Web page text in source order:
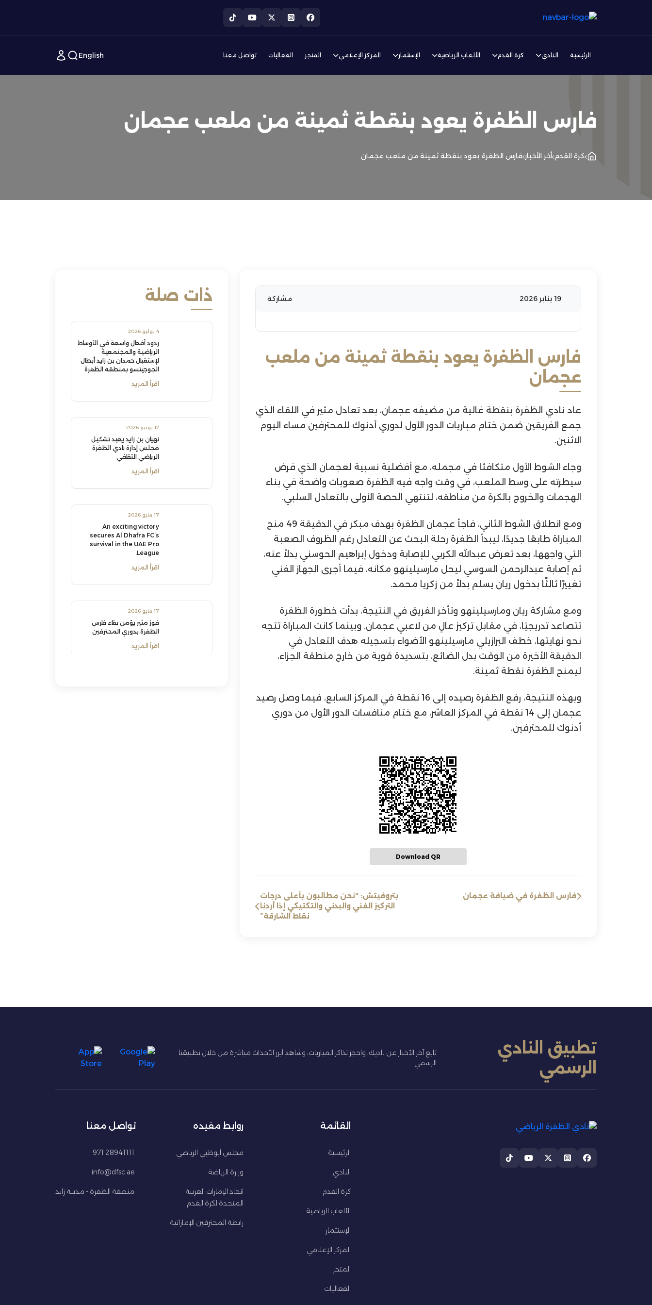
الرئيسية النادي كرة القدم الألعاب الرياضية الإستثمار المركز الإعلامي المتجر الفعاليات تواصل معنا English
فارس الظفرة يعود بنقطة ثمينة من ملعب عجمان
كرة القدم أخر الأخبار فارس الظفرة يعود بنقطة ثمينة من ملعب عجمان
19 يناير 2026 مشاركة
فارس الظفرة يعود بنقطة ثمينة من ملعب
عجمان
عاد نادي الظفرة بنقطة غالية من مضيفه عجمان، بعد تعادل مثير في اللقاء الذي
جمع الفريقين ضمن ختام مباريات الدور الأول لدوري أدنوك للمحترفين مساء اليوم
الاثنين.
وجاء الشوط الأول متكافئًا في مجمله، مع أفضلية نسبية لعجمان الذي فرض
سيطرته على وسط الملعب، في وقت واجه فيه الظفرة صعوبات واضحة في بناء
الهجمات والخروج بالكرة من مناطقه، لتنتهي الحصة الأولى بالتعادل السلبي.
ومع انطلاق الشوط الثاني، فاجأ عجمان الظفرة بهدف مبكر في الدقيقة 49 منح
المباراة طابعًا جديدًا، ليبدأ الظفرة رحلة البحث عن التعادل رغم الظروف الصعبة
التي واجهها، بعد تعرض عبدالله الكربي للإصابة ودخول إبراهيم الحوسني بدلاً عنه،
ثم إصابة عبدالرحمن السوسي ليحل مارسيلينهو مكانه، فيما أجرى الجهاز الفني
تغييرًا ثالثًا بدخول ريان يسلم بدلاً من زكريا محمد.
ومع مشاركة ريان ومارسيلينهو وتأخر الفريق في النتيجة، بدأت خطورة الظفرة
تتصاعد تدريجيًا، في مقابل تركيز عالٍ من لاعبي عجمان. وبينما كانت المباراة تتجه
نحو نهايتها، خطف البرازيلي مارسيلينهو الأضواء بتسجيله هدف التعادل في
الدقيقة الأخيرة من الوقت بدل الضائع، بتسديدة قوية من خارج منطقة الجزاء،
ليمنح الظفرة نقطة ثمينة.
وبهذه النتيجة، رفع الظفرة رصيده إلى 16 نقطة في المركز السابع، فيما وصل رصيد
عجمان إلى 14 نقطة في المركز العاشر، مع ختام منافسات الدور الأول من دوري
أدنوك للمحترفين.
Download QR
فارس الظفرة في ضيافة عجمان
بتروفيتش: “نحن مطالبون بأعلى درجات
التركيز الفني والبدني والتكتيكي إذا أردنا
نقاط الشارقة”
ذات صلة
4 يوليو 2026
ردود أفعال واسعة في الأوساط
الرياضية والمجتمعية
لإستقبال حمدان بن زايد أبطال
الجوجيتسو بمنطقة الظفرة
اقرأ المزيد
12 يونيو 2026
نهيان بن زايد يعيد تشكيل
مجلس إدارة نادي الظفرة
الرياضي الثقافي
اقرأ المزيد
17 مايو 2026
An exciting victory
secures Al Dhafra FC’s
survival in the UAE Pro
League.
اقرأ المزيد
17 مايو 2026
فوز مثير يؤمن بقاء فارس
الظفرة بدوري المحترفين
اقرأ المزيد
تطبيق النادي
الرسمي
تابع آخر الأخبار عن ناديك، واحجز تذاكر المباريات، وشاهد أبرز الأحداث مباشرة من خلال تطبيقنا
الرسمي
القائمة
الرئيسية
النادي
كرة القدم
الألعاب الرياضية
الإستثمار
المركز الإعلامي
المتجر
الفعاليات
روابط مفيده
مجلس أبوظبي الرياضي
وزارة الرياضة
اتحاد الإمارات العربية
المتحدة لكرة القدم
رابطة المحترفين الإماراتية
تواصل معنا
28941111 971
info@dfsc.ae
منطقة الظفرة - مدينة زايد